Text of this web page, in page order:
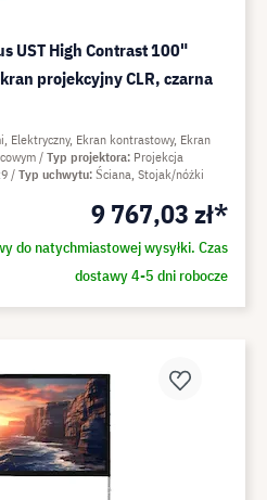
UST High Contrast 100"
projekcyjny CLR, czarna
9 767,03 zł*
do natychmiastowej wysyłki. Czas
dostawy 4-5 dni robocze
Elektryczny, Ekran kontrastowy, Ekran
Typ projektora Projekcja
Typ uchwytu Ściana, Stojak/nóżki